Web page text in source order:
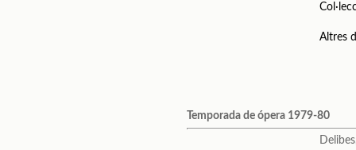
Altres
Temporada de ópera 1979-80